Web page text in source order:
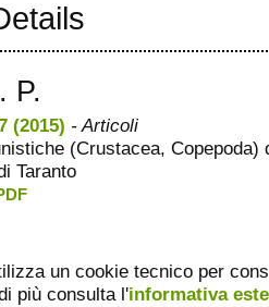
P.
(2015) - Articoli
(Crustacea,
Taranto
un cookie tecnico per
più consulta l'informativa